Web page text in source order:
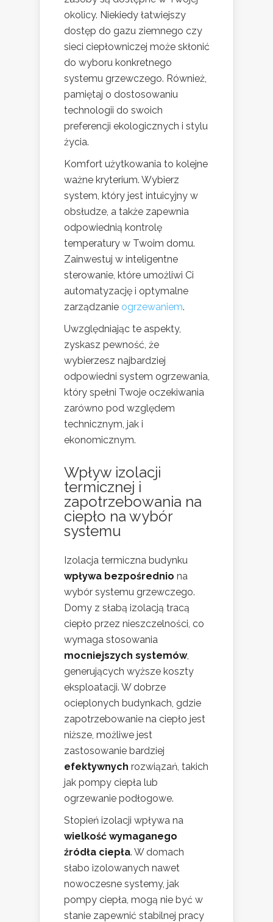
okolicy. Niekiedy łatwiejszy
dostęp do gazu ziemnego czy
sieci ciepłowniczej może skłonić
do wyboru konkretnego
systemu grzewczego. Również,
pamiętaj o dostosowaniu
technologii do swoich
preferencji ekologicznych i stylu
życia.
Komfort użytkowania to kolejne
ważne kryterium. Wybierz
system, który jest intuicyjny w
obsłudze, a także zapewnia
odpowiednią kontrolę
temperatury w Twoim domu.
Zainwestuj w inteligentne
sterowanie, które umożliwi Ci
automatyzację i optymalne
zarządzanie ogrzewaniem.
Uwzględniając te aspekty,
zyskasz pewność, że
wybierzesz najbardziej
odpowiedni system ogrzewania,
który spełni Twoje oczekiwania
zarówno pod względem
technicznym, jak i
ekonomicznym.
Wpływ izolacji
termicznej i
zapotrzebowania na
ciepło na wybór
systemu
Izolacja termiczna budynku
wpływa bezpośrednio na
wybór systemu grzewczego.
Domy z słabą izolacją tracą
ciepło przez nieszczelności, co
wymaga stosowania
mocniejszych systemów,
generujących wyższe koszty
eksploatacji. W dobrze
ocieplonych budynkach, gdzie
zapotrzebowanie na ciepło jest
niższe, możliwe jest
zastosowanie bardziej
efektywnych rozwiązań, takich
jak pompy ciepła lub
ogrzewanie podłogowe.
Stopień izolacji wpływa na
wielkość wymaganego
źródła ciepła. W domach
słabo izolowanych nawet
nowoczesne systemy, jak
pompy ciepła, mogą nie być w
stanie zapewnić stabilnej pracy